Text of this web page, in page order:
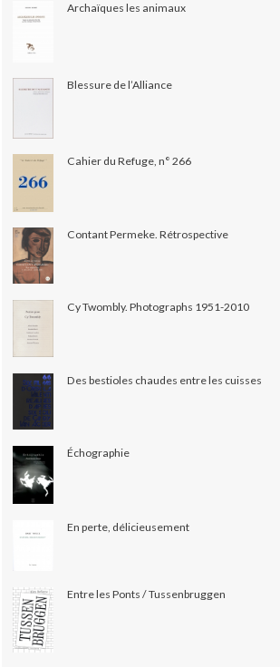
Archaïques les animaux
Blessure de l’Alliance
Cahier du Refuge, n° 266
Contant Permeke. Rétrospective
Cy Twombly. Photographs 1951-2010
Des bestioles chaudes entre les cuisses
Échographie
En perte, délicieusement
Entre les Ponts / Tussenbruggen